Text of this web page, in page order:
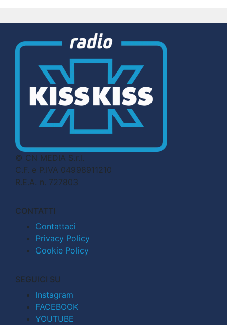
© CN MEDIA S.r.l.
C.F. e P.IVA 04998911210
R.E.A. n. 727803
CONTATTI
Contattaci
Privacy Policy
Cookie Policy
SEGUICI SU
Instagram
FACEBOOK
YOUTUBE